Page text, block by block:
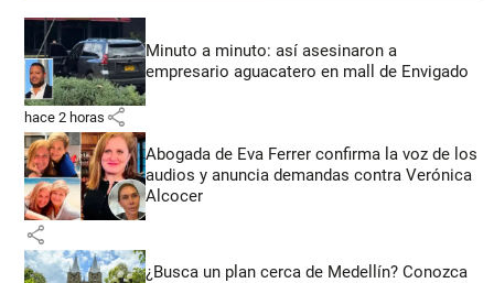
Minuto a minuto: así asesinaron a
empresario aguacatero en mall de Envigado
hace 2 horas share
Abogada de Eva Ferrer confirma la voz de los
audios y anuncia demandas contra Verónica
Alcocer
share
¿Busca un plan cerca de Medellín? Conozca